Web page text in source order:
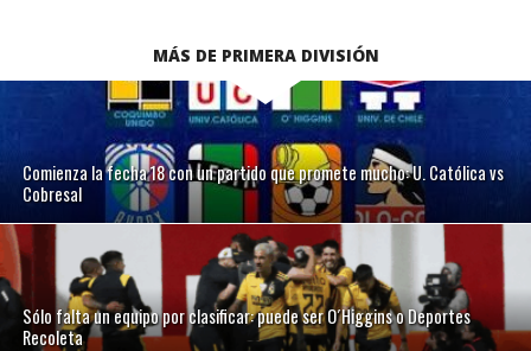
MÁS DE PRIMERA DIVISIÓN
Comienza la fecha 18 con un partido que promete mucho: U. Católica vs
Cobresal
Sólo falta un equipo por clasificar: puede ser O´Higgins o Deportes
Recoleta